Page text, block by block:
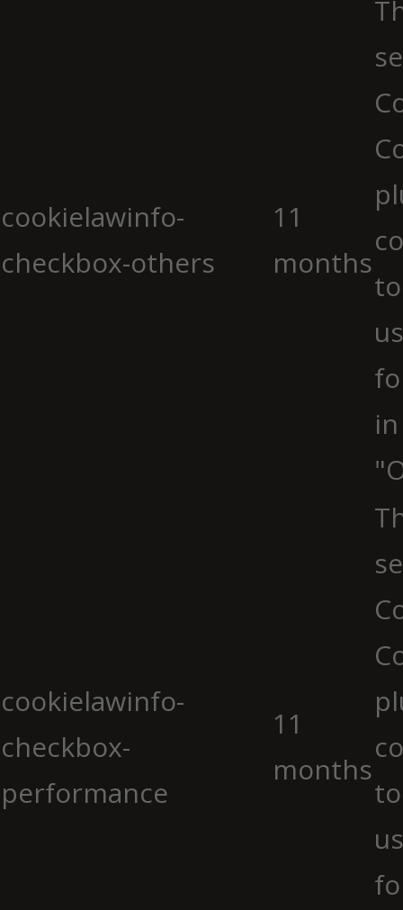
cookielawinfo-
checkbox-others
11
months
cookielawinfo-
checkbox-
performance
11
months